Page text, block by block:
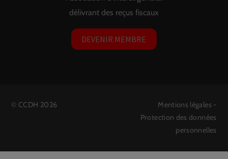
délivrant des reçus fiscaux
DEVENIR MEMBRE
© CCDH 2026 Mentions légales -
Protection des données
personnelles